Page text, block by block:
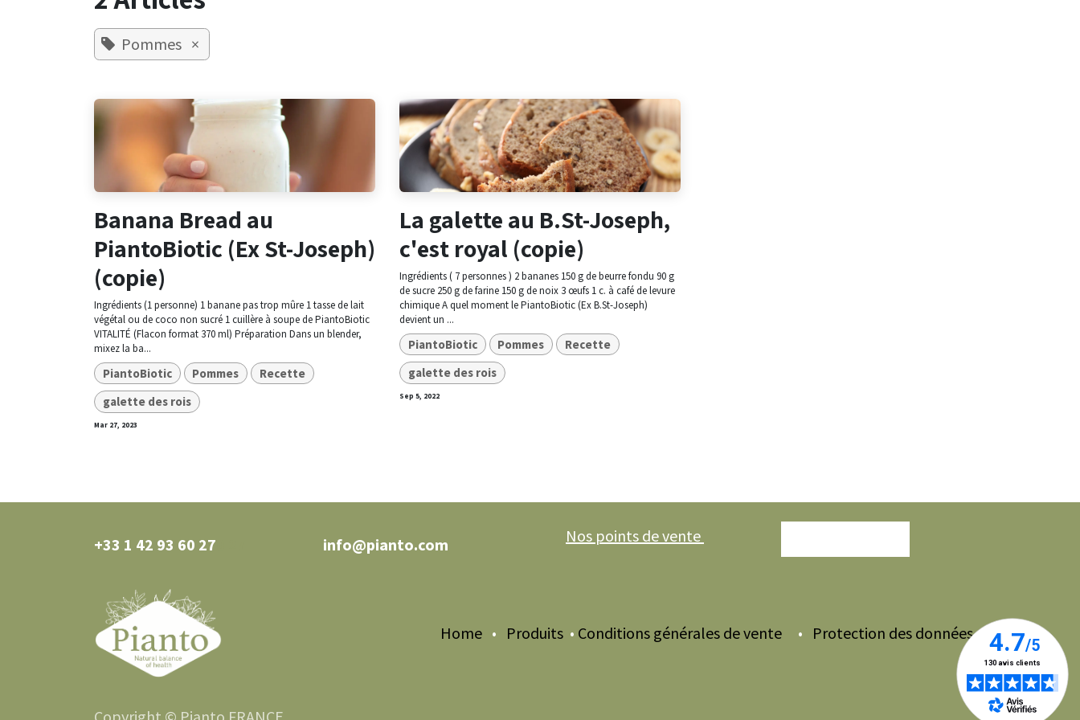
Pommes ×
Banana Bread au
PiantoBiotic (Ex St-Joseph)
(copie)
Ingrédients (1 personne) 1 banane pas trop mûre 1 tasse de lait
végétal ou de coco non sucré 1 cuillère à soupe de PiantoBiotic
VITALITÉ (Flacon format 370 ml) Préparation Dans un blender,
mixez la ba...
PiantoBiotic Pommes
Recette
galette des rois
Mar 27, 2023
La galette au B.St-Joseph,
c'est royal (copie)
Ingrédients ( 7 personnes ) 2 bananes 150 g de beurre fondu 90 g
de sucre 250 g de farine 150 g de noix 3 œufs 1 c. à café de levure
chimique A quel moment le PiantoBiotic (Ex B.St-Joseph)
devient un ...
PiantoBiotic Pommes
Recette
galette des rois
Sep 5, 2022
+33 1 42 93 60 27 info@pianto.com Nos points de vente
Home • Produits • Conditions générales de vente • Protection des données